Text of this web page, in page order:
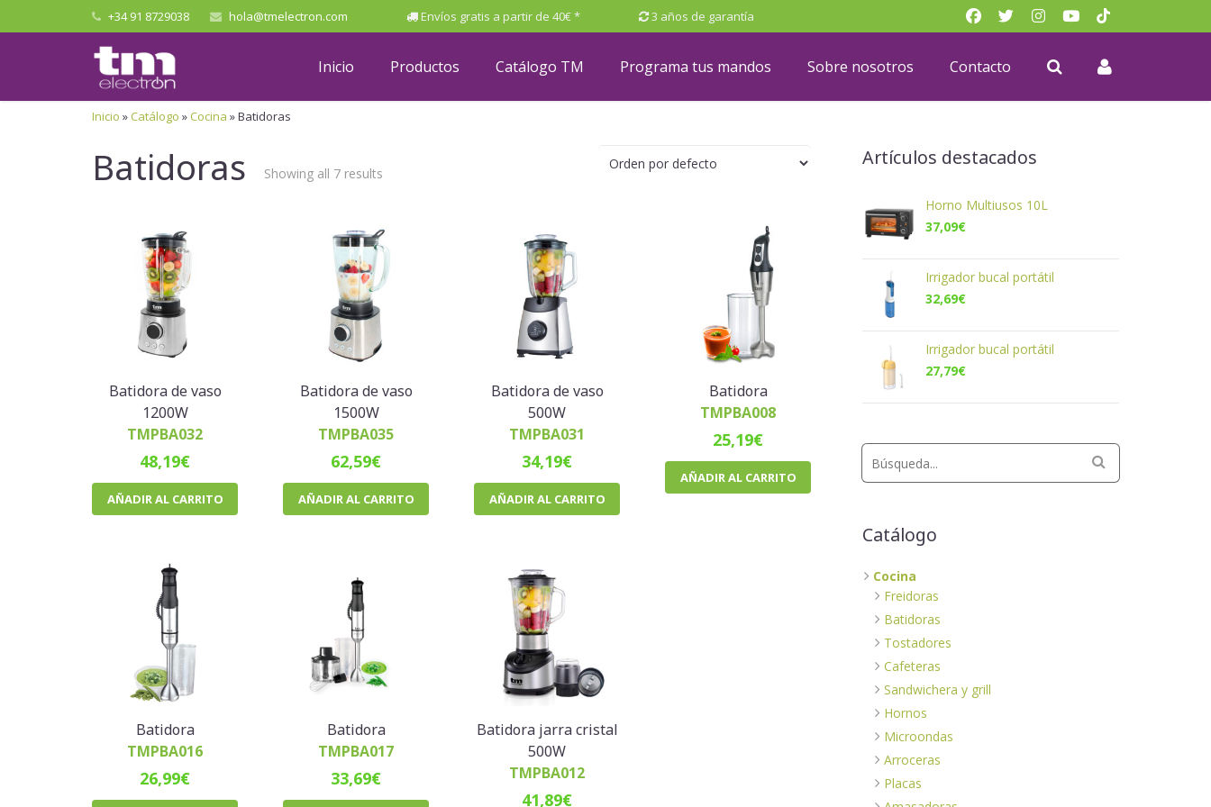
+34 91 8729038 hola@tmelectron.com Envíos gratis a partir de 40€ * 3 años de garantía
Inicio Productos Catálogo TM Programa tus mandos Sobre nosotros Contacto
Inicio » Catálogo » Cocina »Batidoras
Batidoras Showing all 7 results
Batidora de vaso
1200W
TMPBA032
48,19€
AÑADIR AL CARRITO
Batidora de vaso
1500W
TMPBA035
62,59€
AÑADIR AL CARRITO
Batidora de vaso
500W
TMPBA031
34,19€
AÑADIR AL CARRITO
Batidora
TMPBA008
25,19€
AÑADIR AL CARRITO
Batidora
TMPBA016
26,99€
Batidora
TMPBA017
33,69€
Batidora jarra cristal
500W
TMPBA012
41,89€
Artículos destacados
Horno Multiusos 10L
37,09€
Irrigador bucal portátil
32,69€
Irrigador bucal portátil
27,79€
Catálogo
Cocina
Freidoras
Batidoras
Tostadores
Cafeteras
Sandwichera y grill
Hornos
Microondas
Arroceras
Placas